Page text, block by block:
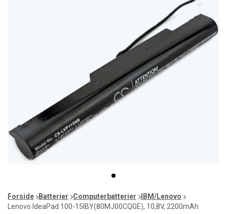
item
0
of
1
Forside Batterier Computerbatterier
IBM/Lenovo
Lenovo IdeaPad 100-15IBY(80MJ00CQGE), 10,8V, 2200mAh